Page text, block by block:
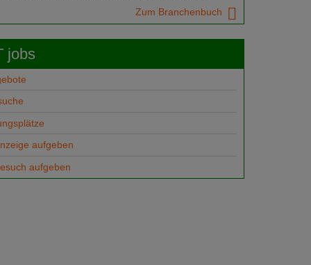
Zum Branchenbuch
jobs
aufgeben
aufgeben